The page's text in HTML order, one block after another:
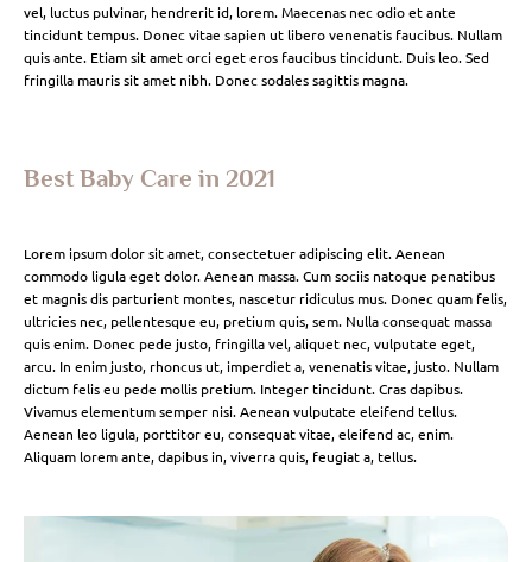
vel, luctus pulvinar, hendrerit id, lorem. Maecenas nec odio et ante
tincidunt tempus. Donec vitae sapien ut libero venenatis faucibus. Nullam
quis ante. Etiam sit amet orci eget eros faucibus tincidunt. Duis leo. Sed
fringilla mauris sit amet nibh. Donec sodales sagittis magna.
Best Baby Care in 2021
Lorem ipsum dolor sit amet, consectetuer adipiscing elit. Aenean
commodo ligula eget dolor. Aenean massa. Cum sociis natoque penatibus
et magnis dis parturient montes, nascetur ridiculus mus. Donec quam felis,
ultricies nec, pellentesque eu, pretium quis, sem. Nulla consequat massa
quis enim. Donec pede justo, fringilla vel, aliquet nec, vulputate eget,
arcu. In enim justo, rhoncus ut, imperdiet a, venenatis vitae, justo. Nullam
dictum felis eu pede mollis pretium. Integer tincidunt. Cras dapibus.
Vivamus elementum semper nisi. Aenean vulputate eleifend tellus.
Aenean leo ligula, porttitor eu, consequat vitae, eleifend ac, enim.
Aliquam lorem ante, dapibus in, viverra quis, feugiat a, tellus.